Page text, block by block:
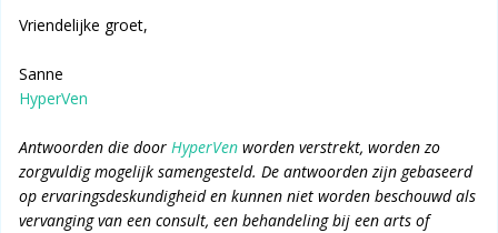
Vriendelijke groet,
Sanne
HyperVen
Antwoorden die door HyperVen worden verstrekt, worden zo
zorgvuldig mogelijk samengesteld. De antwoorden zijn gebaseerd
op ervaringsdeskundigheid en kunnen niet worden beschouwd als
vervanging van een consult, een behandeling bij een arts of